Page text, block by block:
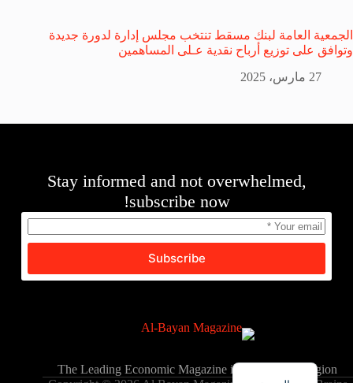
الجمعية العامة لبنك مسقط تنتخب مجلس إدارة لدورة جديدة
وتوافق على توزيع أرباح نقدية عـلى المساهمين
27 مارس، 2025
Stay informed and not overwhelmed,
subscribe now!
Subscribe
The Leading Economic Magazine in the MENA Region